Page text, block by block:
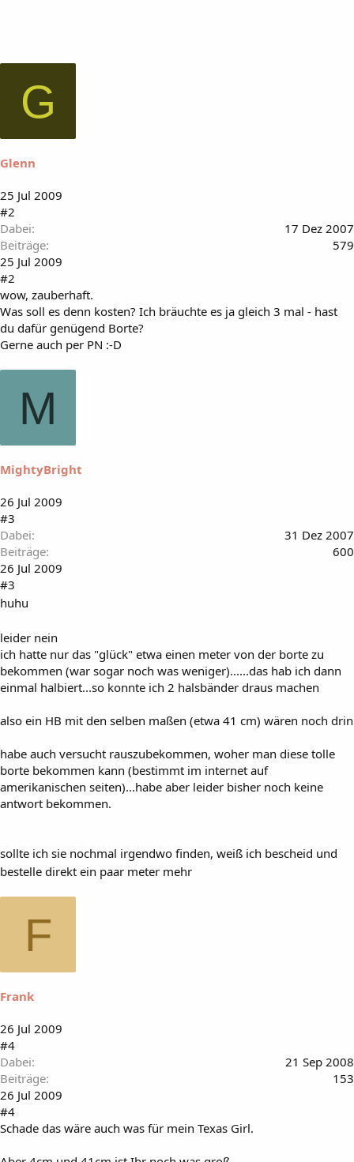
G
Glenn
25 Jul 2009
#2
Dabei
17 Dez 2007
Beiträge
579
25 Jul 2009
#2
wow, zauberhaft.
Was soll es denn kosten? Ich bräuchte es ja gleich 3 mal - hast
du dafür genügend Borte?
Gerne auch per PN :-D
M
MightyBright
26 Jul 2009
#3
Dabei
31 Dez 2007
Beiträge
600
26 Jul 2009
#3
huhu
leider nein
ich hatte nur das "glück" etwa einen meter von der borte zu
bekommen (war sogar noch was weniger)......das hab ich dann
einmal halbiert...so konnte ich 2 halsbänder draus machen
also ein HB mit den selben maßen (etwa 41 cm) wären noch drin
habe auch versucht rauszubekommen, woher man diese tolle
borte bekommen kann (bestimmt im internet auf
amerikanischen seiten)...habe aber leider bisher noch keine
antwort bekommen.
sollte ich sie nochmal irgendwo finden, weiß ich bescheid und
bestelle direkt ein paar meter mehr
F
Frank
26 Jul 2009
#4
Dabei
21 Sep 2008
Beiträge
153
26 Jul 2009
#4
Schade das wäre auch was für mein Texas Girl.